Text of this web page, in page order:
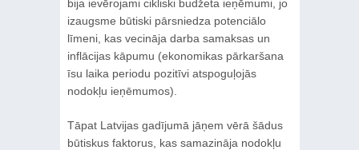
bija ievērojami cikliski budžeta ieņēmumi, jo
izaugsme būtiski pārsniedza potenciālo
līmeni, kas vecināja darba samaksas un
inflācijas kāpumu (ekonomikas pārkaršana
īsu laika periodu pozitīvi atspoguļojās
nodokļu ieņēmumos).
Tāpat Latvijas gadījumā jāņem vērā šādus
būtiskus faktorus, kas samazināja nodokļu